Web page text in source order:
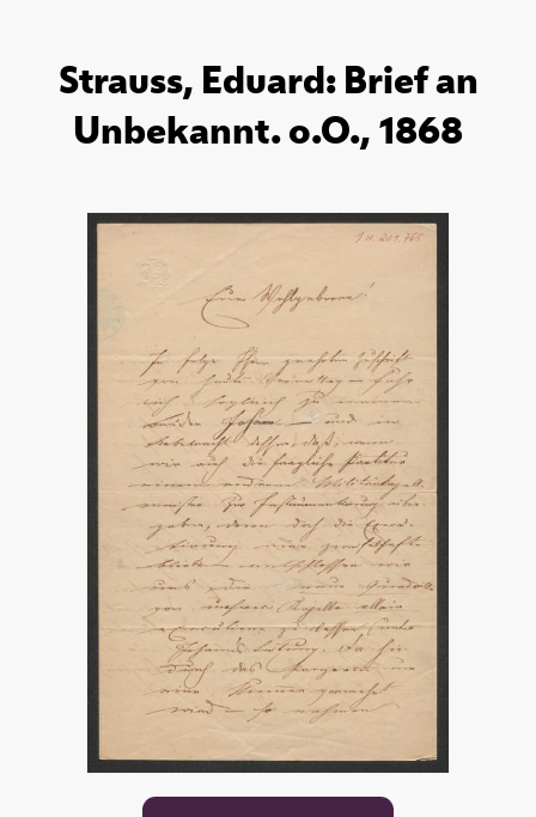
Strauss, Eduard: Brief an
Unbekannt. o.O., 1868